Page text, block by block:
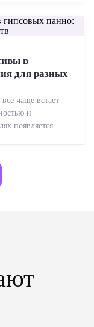
в
для разных
чаще встает
и
появляется ...